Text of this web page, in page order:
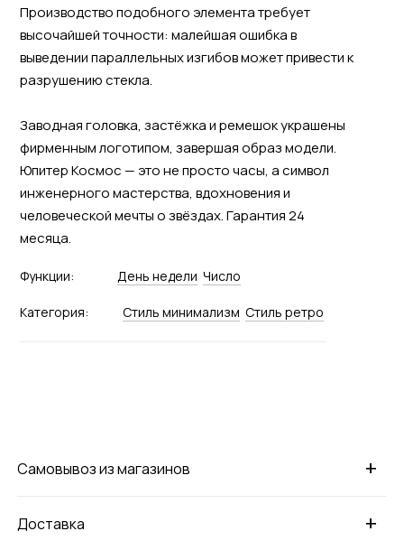
Производство подобного элемента требует
высочайшей точности: малейшая ошибка в
выведении параллельных изгибов может привести к
разрушению стекла.
Заводная головка, застёжка и ремешок украшены
фирменным логотипом, завершая образ модели.
Юпитер Космос — это не просто часы, а символ
инженерного мастерства, вдохновения и
человеческой мечты о звёздах. Гарантия 24
месяца.
Функции: День недели Число
Категория: Стиль минимализм Стиль ретро
+
Самовывоз из магазинов
+
Доставка